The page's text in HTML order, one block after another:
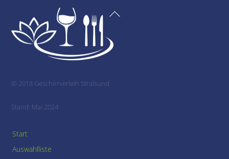
Back
© 2018 Geschirrverleih Stralsund
Stand: Mai 2024
Start
Auswahlliste